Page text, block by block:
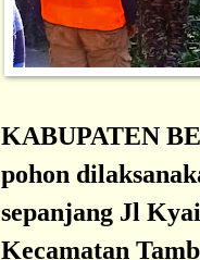
KABUPATEN
pohon
sepanjang Jl
Kecamatan